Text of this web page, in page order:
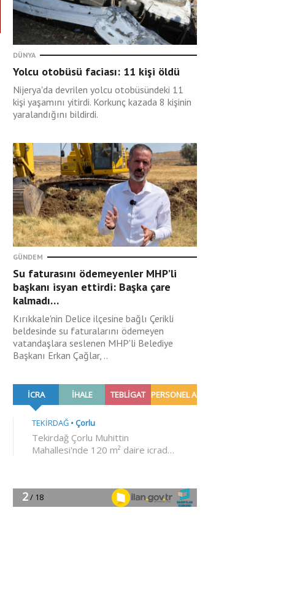
DÜNYA
Yolcu otobüsü faciası: 11 kişi öldü
Nijerya'da devrilen yolcu otobüsündeki 11
kişi yaşamını yitirdi. Korkunç kazada 8 kişinin
yaralandığını bildirdi.
GÜNDEM
Su faturasını ödemeyenler MHP’li
başkanı isyan ettirdi: Başka çare
kalmadı…
Kırıkkale'nin Delice ilçesine bağlı Çerikli
beldesinde su faturalarını ödemeyen
vatandaşlara seslenen MHP'li Belediye
Başkanı Erkan Çağlar, ..